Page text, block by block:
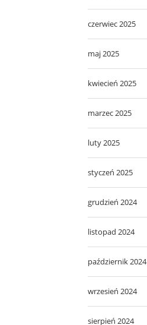
czerwiec 2025
maj 2025
kwiecień 2025
marzec 2025
luty 2025
styczeń 2025
grudzień 2024
listopad 2024
październik 2024
wrzesień 2024
sierpień 2024